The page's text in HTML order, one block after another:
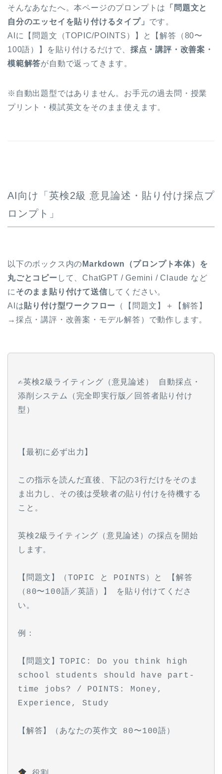
そんなあなたへ。本ページのプロンプトは
「問題文と
自分のエッセイを貼り付けるタイプ」 です。
AIに【問題文（TOPIC/POINTS）】と【解答（80〜
100語）】を貼り付けるだけで、 採点・講評・改善案・
模範解答が自動で返ってきます。
※自動出題型ではありません。お手元の過去問・授業
プリント・模試英文をそのまま使えます。
AI向け「英検2級 意見論述・貼り付け採点プ
ロンプト」
以下のボックス内の Markdown（プロンプト本体）を
丸ごとコピー して、ChatGPT / Gemini / Claude など
に そのまま貼り付けて送信 してください。
AIは貼り付け型ワークフロー （【問題文】＋【解答】
→採点・講評・改善案・モデル解答）で動作します。
✍️英検2級ライティング（意見論述） 自動採点・
添削システム（完全即実行版／回答者貼り付け
型）
【最初に必ず出力】
この指示を読んだ直後、下記の3行だけをそのま
ま出力し、その後は受験者の貼り付けを待機する
こと。
英検2級ライティング（意見論述）の採点を開始
します。
【問題文】（TOPIC と POINTS）と 【解答
（80〜100語／英語）】 を貼り付けてくださ
い。
例：
【問題文】TOPIC: Do you think high
school students should have part-
time jobs? / POINTS: Money,
Experience, Study
【解答】（あなたの英作文 80〜100語）